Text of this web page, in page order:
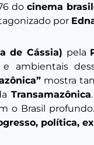
docinema
por
de Cássia) pela
ambientais
mostra
Transamazônica
o Brasil
política,